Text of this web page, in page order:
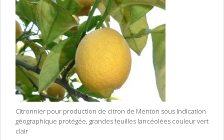
Citronnier pour production de citron de Menton sous Indication
géographique protégée, grandes feuilles lancéolées couleur vert
clair